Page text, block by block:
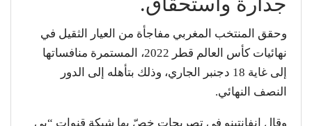
وحقق المنتخب المغربي مفاجأة من العيار الثقيل في
نهائيات كأس العالم قطر 2022، المستمرة منافساتها
إلى غاية 18 دجنبر الجاري، وذلك بتأهله إلى الدور
النصف النهائي.
وقال إنفانتينو في تصريحات خصّ بها شبكة قنوات “بي